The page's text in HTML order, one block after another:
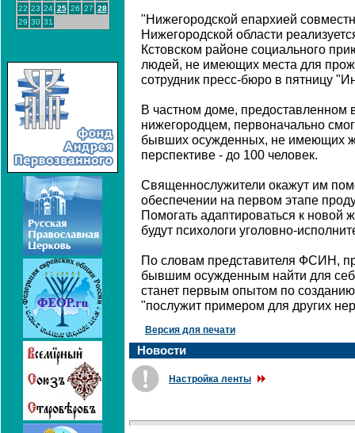
22 23 24 25 26 27 28
29 30 31
"Нижегородской епархией
Нижегородской области
Кстовском районе социального
людей, не имеющих места для
сотрудник пресс-бюро в пятницу
В частном доме, предоставленном
нижегородцем, первоначально
бывших осужденных, не имеющих
перспективе - до 100 человек.
Священнослужители окажут им
обеспечении на первом этапе
Помогать адаптироваться к
будут психологи уголовно-
По словам представителя ФСИН,
бывшим осужденным найти для
станет первым опытом по
"послужит примером для других
Версия для печати
Новости
Настройка ленты